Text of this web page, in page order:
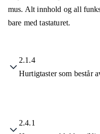
mus. Alt innhold og all
bare med tastaturet.
2.1.4
Hurtigtaster som består
2.4.1